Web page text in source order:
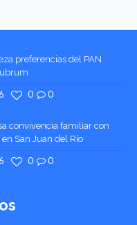
preferencias del PAN
0
0
convivencia familiar con
San Juan del Río
0
0